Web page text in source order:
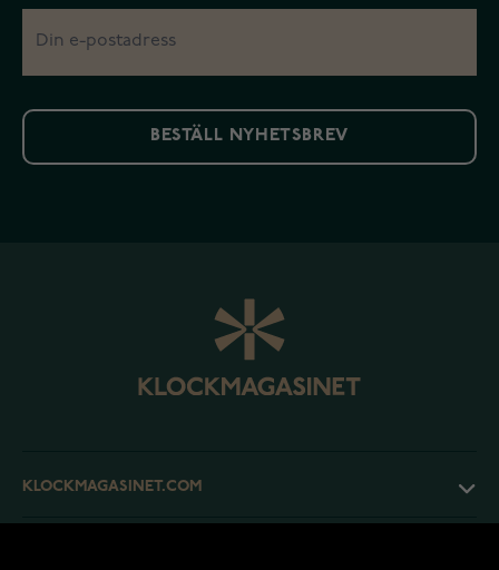
BESTÄLL NYHETSBREV
KLOCKMAGASINET.COM